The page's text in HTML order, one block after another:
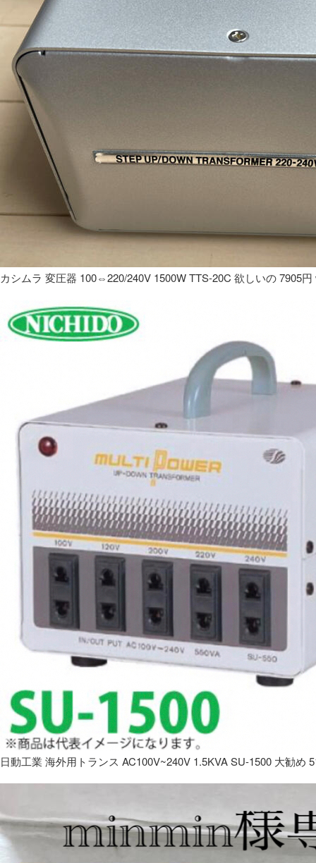
カシムラ 変圧器 100⇔220/240V 1500W TTS-20C 欲しいの 7905円
日動工業 海外用トランス AC100V~240V 1.5KVA SU-1500 大勧め